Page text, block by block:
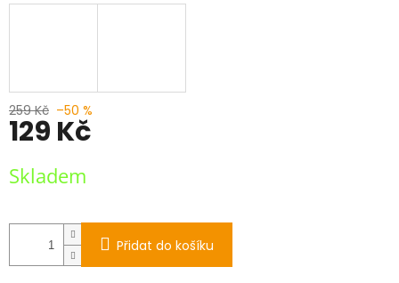
259 Kč –50 %
129 Kč
cena:
Skladem
Přidat do košíku